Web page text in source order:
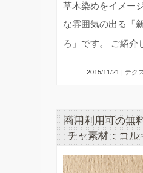
草木染めをイメー
な雰囲気の出る「
ろ」です。 ご紹介
2015/11/21 | テク
商用利用可の無
チャ素材：コル